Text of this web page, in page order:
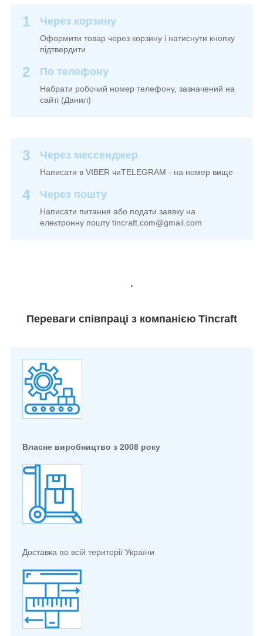
1 Через корзину
Оформити товар через корзину і натиснути кнопку
підтвердити
2 По телефону
Набрати робочий номер телефону, зазначений на
сайті (Данил)
3 Через мессенджер
Написати в VIBER чиTELEGRAM - на номер вище
4 Через пошту
Написати питання або подати заявку на
електронну пошту tincraft.com@gmail.com
.
Переваги співпраці з компанією Tincraft
Власне виробництво з 2008 року
Доставка по всій території України